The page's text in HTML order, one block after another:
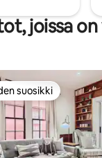
joissa
suosikkien
suosikki